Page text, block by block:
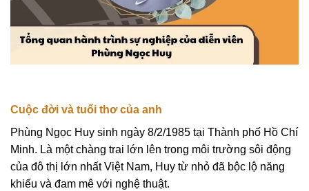
Cuộc đời và tuổi thơ của anh
Phùng Ngọc Huy sinh ngày 8/2/1985 tại Thành phố Hồ Chí
Minh. Là một chàng trai lớn lên trong môi trường sôi động
của đô thị lớn nhất Việt Nam, Huy từ nhỏ đã bộc lộ năng
khiếu và đam mê với nghệ thuật.